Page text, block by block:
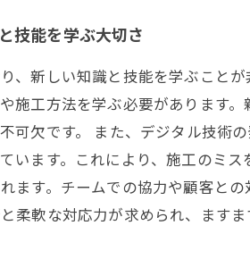
技能を学ぶ大切さ
、新しい知識と技能を学ぶこと
施工方法を学ぶ必要があります
可欠です。 また、デジタル技術
います。これにより、施工のミ
ます。チームでの協力や顧客と
柔軟な対応力が求められ、ます